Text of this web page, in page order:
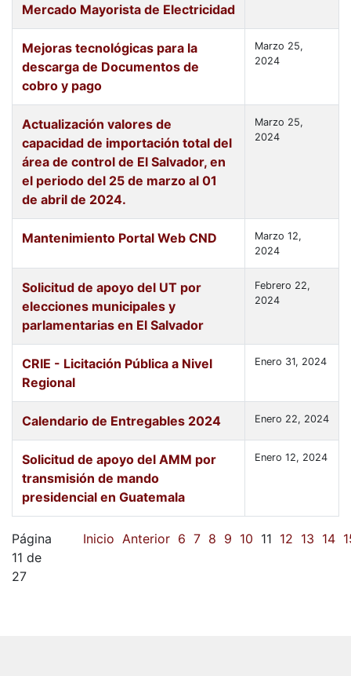
Mercado Mayorista de Electricidad
Mejoras tecnológicas para la
descarga de Documentos de
cobro y pago
Marzo 25,
2024
Actualización valores de
capacidad de importación total del
área de control de El Salvador, en
el periodo del 25 de marzo al 01
de abril de 2024.
Marzo 25,
2024
Mantenimiento Portal Web CND
Marzo 12,
2024
Solicitud de apoyo del UT por
elecciones municipales y
parlamentarias en El Salvador
Febrero 22,
2024
CRIE - Licitación Pública a Nivel
Regional
Enero 31, 2024
Calendario de Entregables 2024 Enero 22, 2024
Solicitud de apoyo del AMM por
transmisión de mando
presidencial en Guatemala
Enero 12, 2024
Página
11 de
27
Inicio Anterior 6 7 8 9 10 11 12 13 14